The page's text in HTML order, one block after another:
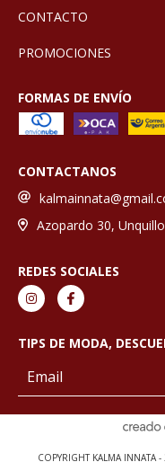
CONTACTO
PROMOCIONES
FORMAS DE ENVÍO
CONTACTANOS
Azopardo 30,
REDES SOCIALES
TIPS DE MODA,
COPYRIGHT KALMA INNATA